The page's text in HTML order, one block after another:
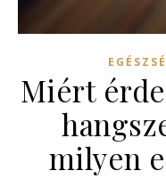
Miért
milyen